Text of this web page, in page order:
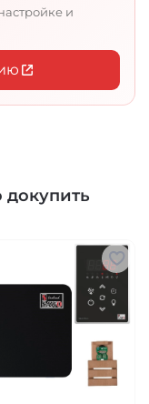
можно
а благодаря
в процессе
и
докупить